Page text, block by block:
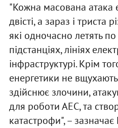
"Кожна масована атака
двісті, а зараз і триста
які одночасно летять по
підстанціях, лініях
інфраструктурі. Крім
енергетики не
здійснює злочини,
для роботи АЕС, та
катастрофи", –